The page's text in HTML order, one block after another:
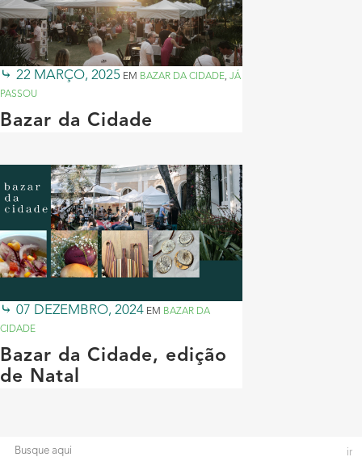
22 MARÇO, 2025 EM BAZAR DA CIDADE, JÁ
PASSOU
Bazar da Cidade
07 DEZEMBRO, 2024 EM BAZAR DA
CIDADE
Bazar da Cidade, edição
de Natal